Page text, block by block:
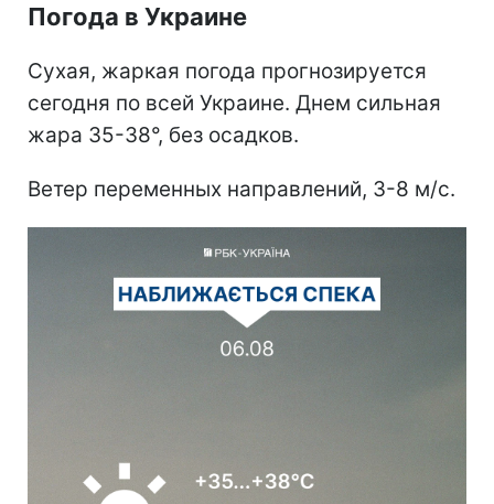
Погода в Украине
Сухая, жаркая погода прогнозируется
сегодня по всей Украине. Днем сильная
жара 35-38°, без осадков.
Ветер переменных направлений, 3-8 м/с.